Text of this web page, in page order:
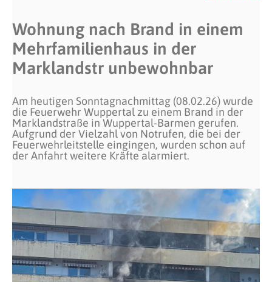
Wohnung nach Brand in einem
Mehrfamilienhaus in der
Marklandstr unbewohnbar
Am heutigen Sonntagnachmittag (08.02.26) wurde
die Feuerwehr Wuppertal zu einem Brand in der
Marklandstraße in Wuppertal-Barmen gerufen.
Aufgrund der Vielzahl von Notrufen, die bei der
Feuerwehrleitstelle eingingen, wurden schon auf
der Anfahrt weitere Kräfte alarmiert.